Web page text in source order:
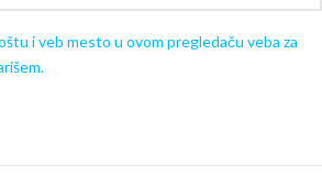
i veb mesto u ovom pregledaču veba za